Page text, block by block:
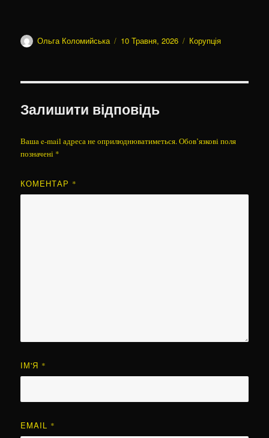
Автор
Ольга Коломийська Оприлюднено
10 Травня, 2026 Категорії
Корупція
Залишити відповідь
Ваша e-mail адреса не оприлюднюватиметься.Обов’язкові поля
позначені *
КОМЕНТАР *
ІМ'Я *
EMAIL *